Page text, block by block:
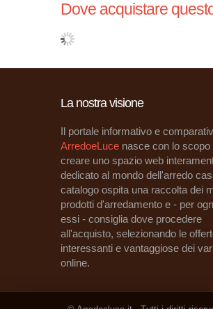
Dove acquistare
La nostra visione
Il portale informativo e
ArredoeLuce nasce con lo scopo
creare uno spazio web
dedicato al mondo dell'arredo
catalogo ospita una raccolta dei
prodotti d'arredamento e - per
essi - consiglia dove procedere
all'acquisto, selezionando le
interessanti e vantaggiose dei
online.